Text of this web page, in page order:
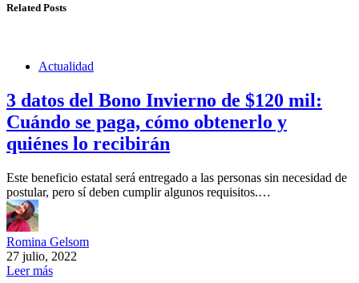
Related Posts
Actualidad
3 datos del Bono Invierno de $120 mil:
Cuándo se paga, cómo obtenerlo y
quiénes lo recibirán
Este beneficio estatal será entregado a las personas sin necesidad de
postular, pero sí deben cumplir algunos requisitos.…
Romina Gelsom
27 julio, 2022
Leer más